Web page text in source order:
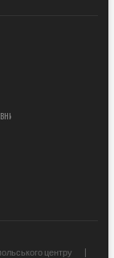
центру